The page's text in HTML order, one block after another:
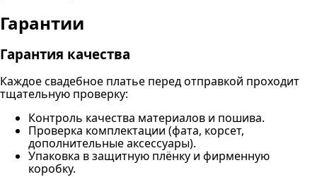
Гарантии
Гарантия качества
Каждое свадебное платье перед отправкой проходит
тщательную проверку:
Контроль качества материалов и пошива.
Проверка комплектации (фата, корсет,
дополнительные аксессуары).
Упаковка в защитную плёнку и фирменную
коробку.